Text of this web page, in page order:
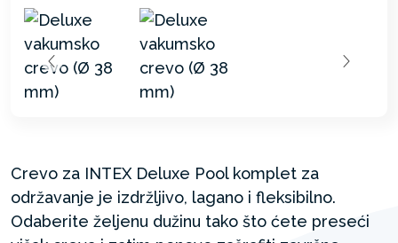
Crevo za INTEX Deluxe Pool komplet za
održavanje je izdržljivo, lagano i fleksibilno.
Odaberite željenu dužinu tako što ćete preseći